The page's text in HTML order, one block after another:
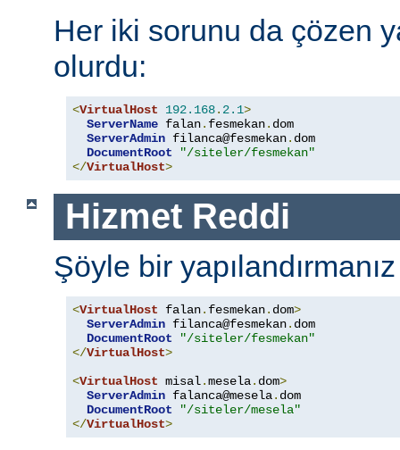
Her iki sorunu da çözen
olurdu:
<VirtualHost 192.168. 2.1>
ServerName falan. fesmekan. dom
ServerAdmin filanca@fesmekan. dom
DocumentRoot
"/siteler/fesmekan"
</VirtualHost>
Hizmet Reddi
Şöyle bir
<VirtualHost falan. fesmekan. dom>
ServerAdmin filanca@fesmekan. dom
DocumentRoot
"/siteler/fesmekan"
</VirtualHost>
<VirtualHost misal.mesela. dom>
ServerAdmin falanca@mesela. dom
DocumentRoot
"/siteler/mesela"
</VirtualHost>